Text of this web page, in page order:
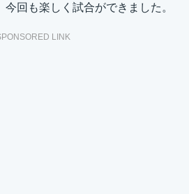
回も楽しく試合ができました。
LINK